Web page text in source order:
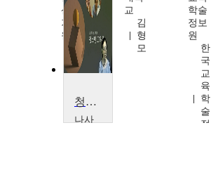
산업
기술
원
교
김
형
모
학술
정보
원
한
국
교
육
학
술
정
청소년교육론
나사